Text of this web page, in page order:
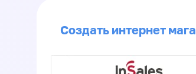
Создать интернет